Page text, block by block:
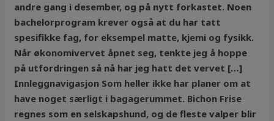
andre gang i desember, og på nytt forkastet. Noen
bachelorprogram krever også at du har tatt
spesifikke fag, for eksempel matte, kjemi og fysikk.
Når økonomivervet åpnet seg, tenkte jeg å hoppe
på utfordringen så nå har jeg hatt det vervet […]
Innleggnavigasjon Som heller ikke har planer om at
have noget særligt i bagagerummet. Bichon Frise
regnes som en selskapshund, og de fleste valper blir